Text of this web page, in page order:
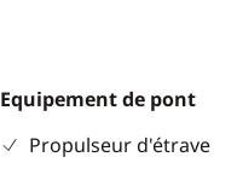
Equipement de pont
Propulseur d'étrave